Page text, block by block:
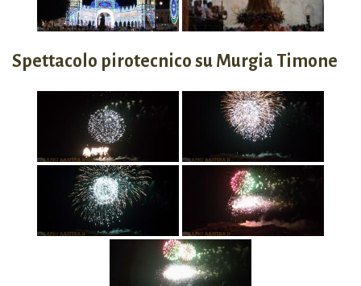
Spettacolo pirotecnico su Murgia Timone